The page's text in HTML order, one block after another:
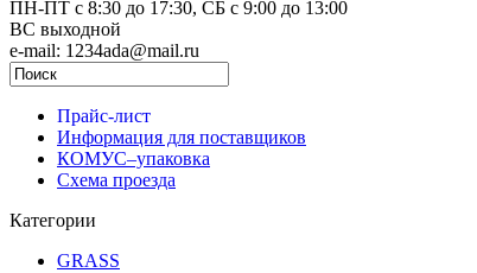
ПН-ПТ c 8:30 до 17:30, СБ с 9:00 до 13:00
ВС выходной
e-mail: 1234ada@mail.ru
Прайс-лист
Информация для поставщиков
КОМУС–упаковка
Схема проезда
Категории
GRASS